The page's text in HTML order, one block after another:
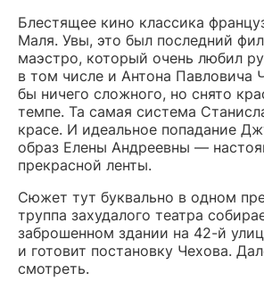
Блестящее кино классика
Маля. Увы, это был последний
маэстро, который очень любил
в том числе и Антона Павловича
бы ничего сложного, но снято
темпе. Та самая система
красе. И идеальное попадание
образ Елены Андреевны —
прекрасной ленты.
Сюжет тут буквально в одном
труппа захудалого театра
заброшенном здании на 42-й
и готовит постановку Чехова.
смотреть.